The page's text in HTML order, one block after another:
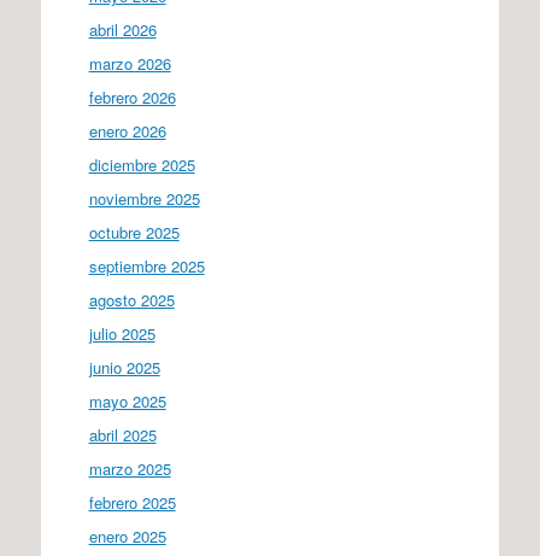
abril 2026
marzo 2026
febrero 2026
enero 2026
diciembre 2025
noviembre 2025
octubre 2025
septiembre 2025
agosto 2025
julio 2025
junio 2025
mayo 2025
abril 2025
marzo 2025
febrero 2025
enero 2025